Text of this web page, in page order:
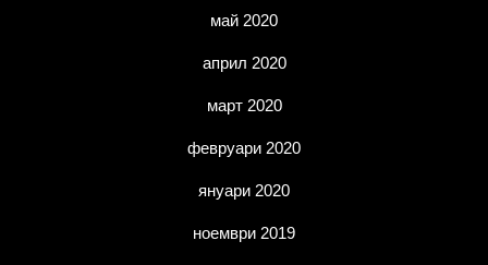
май 2020
април 2020
март 2020
февруари 2020
януари 2020
ноември 2019